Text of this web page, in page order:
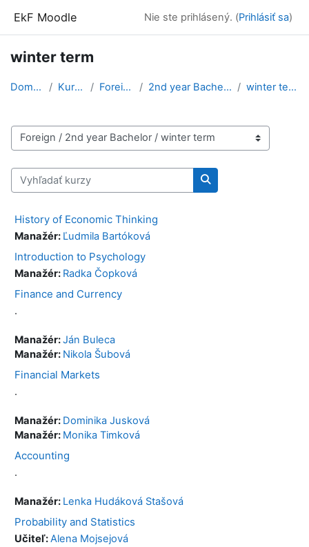
EkF Moodle Nie ste prihlásený. (Prihlásiť sa)
winter term
Domov Kurzy Foreign 2nd year Bachelor winter term
Kategórie kurzov
Vyhľadať kurzy
Vyhľadať kurzy
History of Economic Thinking
Manažér: Ľudmila Bartóková
Introduction to Psychology
Manažér: Radka Čopková
Finance and Currency
.
Manažér:Ján Buleca
Manažér: Nikola Šubová
Financial Markets
.
Manažér: Dominika Jusková
Manažér: Monika Timková
Accounting
.
Manažér: Lenka Hudáková Stašová
Probability and Statistics
Učiteľ:Alena Mojsejová